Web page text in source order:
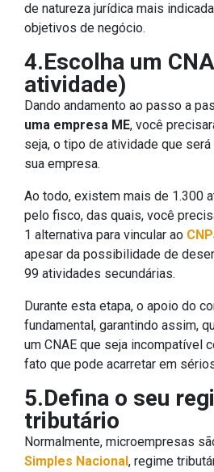
de natureza jurídica mais
objetivos de negócio.
4.Escolha um
atividade)
Dando andamento ao passo a
uma empresa ME, você
seja, o tipo de atividade que
sua empresa.
Ao todo, existem mais de 1.300
pelo fisco, das quais, você
1 alternativa para vincular ao
apesar da possibilidade de
99 atividades secundárias.
Durante esta etapa, o apoio do
fundamental, garantindo assim,
um CNAE que seja incompatível
fato que pode acarretar em
5.Defina o seu
tributário
Normalmente, microempresas
Simples Nacional, regime